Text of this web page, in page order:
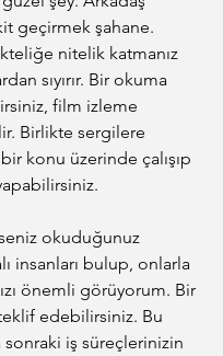
geçirmek şahane.
nitelik katmanız
sıyırır. Bir okuma
film izleme
Birlikte sergilere
konu üzerinde çalışıp
okuduğunuz
insanları bulup, onlarla
önemli görüyorum. Bir
edebilirsiniz. Bu
sonraki iş süreçlerinizin